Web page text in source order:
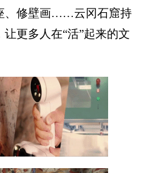
、修壁画……云冈石窟持
更多人在“活”起来的文